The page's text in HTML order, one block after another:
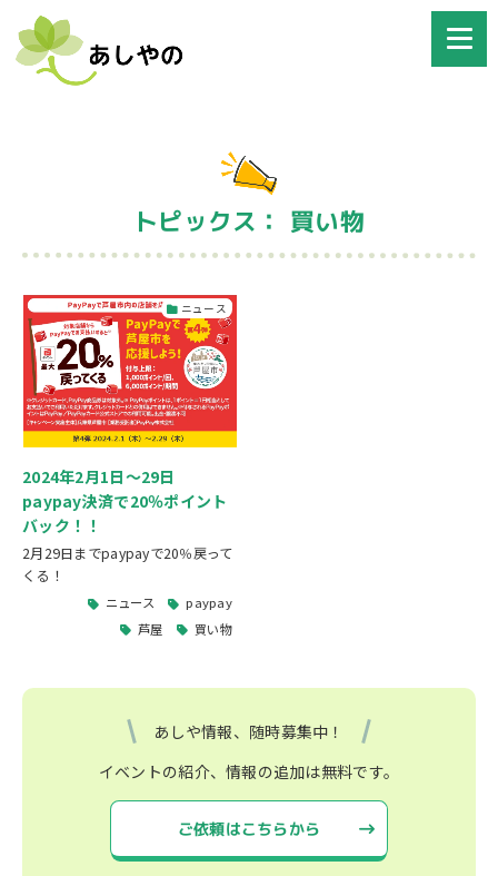
トピックス： 買い物
ニュース
2024年2月1日～29日
paypay決済で20％ポイント
バック！！
2月29日までpaypayで20％戻って
くる！
ニュース
paypay
芦屋
買い物
あしや情報、随時募集中！
イベントの紹介、情報の追加は無料です。
ご依頼はこちらから